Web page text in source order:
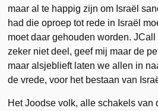
maar al te happig zijn om Israël
had die oproep tot rede in Israël
moet daar gehouden worden.
zeker niet deel, geef mij maar de
maar alsjeblieft laten we allen in
de vrede, voor het bestaan van
Het Joodse volk, alle schakels van